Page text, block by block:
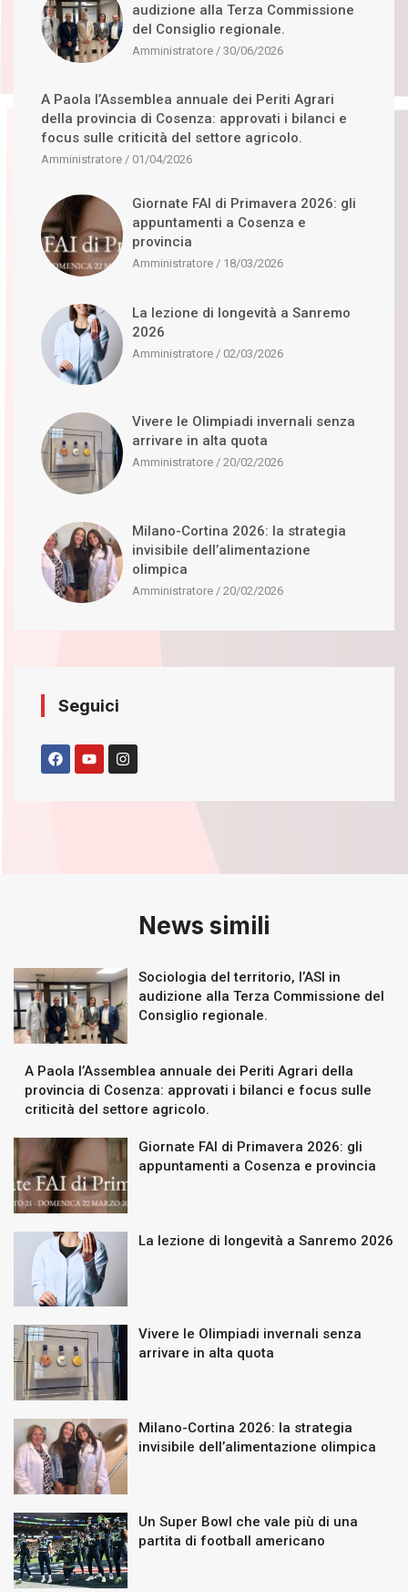
audizione alla Terza Commissione
del Consiglio regionale.
Amministratore 30/06/2026
A Paola l’Assemblea annuale dei Periti Agrari
della provincia di Cosenza: approvati i bilanci e
focus sulle criticità del settore agricolo.
Amministratore 01/04/2026
Giornate FAI di Primavera 2026: gli
appuntamenti a Cosenza e
provincia
Amministratore 18/03/2026
La lezione di longevità a Sanremo
2026
Amministratore 02/03/2026
Vivere le Olimpiadi invernali senza
arrivare in alta quota
Amministratore 20/02/2026
Milano-Cortina 2026: la strategia
invisibile dell’alimentazione
olimpica
Amministratore 20/02/2026
Seguici
News simili
Sociologia del territorio, l’ASI in
audizione alla Terza Commissione del
Consiglio regionale.
A Paola l’Assemblea annuale dei Periti Agrari della
provincia di Cosenza: approvati i bilanci e focus sulle
criticità del settore agricolo.
Giornate FAI di Primavera 2026: gli
appuntamenti a Cosenza e provincia
La lezione di longevità a Sanremo 2026
Vivere le Olimpiadi invernali senza
arrivare in alta quota
Milano-Cortina 2026: la strategia
invisibile dell’alimentazione olimpica
Un Super Bowl che vale più di una
partita di football americano